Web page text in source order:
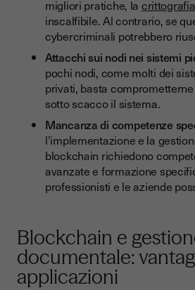
migliori pratiche, la crittografia
inscalfibile. Al contrario, se
cybercriminali potrebbero
Attacchi sui nodi nei sistemi
pochi nodi, come molti dei
privati, basta
sotto scacco il sistema.
Mancanza di competenze
l'implementazione e la
blockchain richiedono
avanzate e formazione
professionisti e le aziende
Blockchain e
documentale:
applicazioni